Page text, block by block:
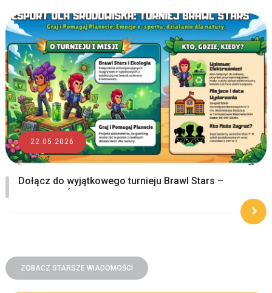
22.05.2026
Dołącz do wyjątkowego turnieju Brawl Stars –
ZOBACZ STARSZE WIADOMOŚCI